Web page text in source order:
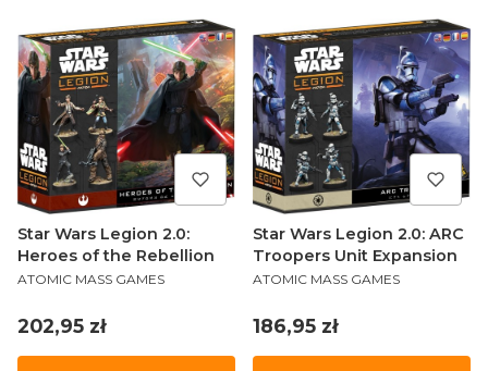
Star Wars Legion 2.0:
Heroes of the Rebellion
PRODUCENT
ATOMIC MASS GAMES
Cena
202,95 zł
Star Wars Legion 2.0: ARC
Troopers Unit Expansion
PRODUCENT
ATOMIC MASS GAMES
Cena
186,95 zł